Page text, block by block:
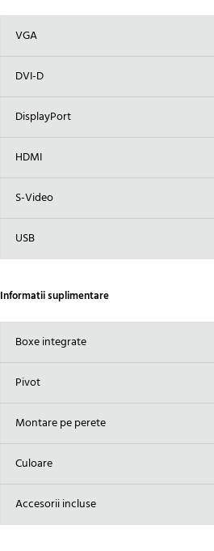
VGA
DVI-D
DisplayPort
HDMI
S-Video
USB
Informatii suplimentare
Boxe integrate
Pivot
Montare pe perete
Culoare
Accesorii incluse